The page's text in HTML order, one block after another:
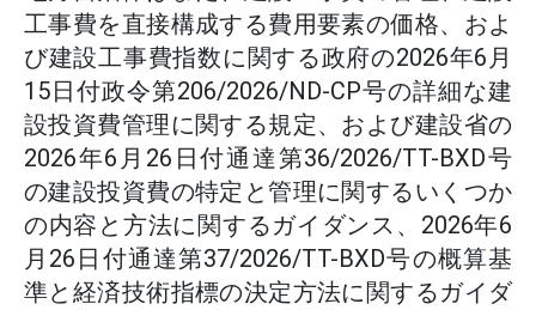
工事費を直接構成する費用要素の価格、およ
び建設工事費指数に関する政府の2026年6月
15日付政令第206/2026/ND-CP号の詳細な建
設投資費管理に関する規定、および建設省の
2026年6月26日付通達第36/2026/TT-BXD号
の建設投資費の特定と管理に関するいくつか
の内容と方法に関するガイダンス、2026年6
月26日付通達第37/2026/TT-BXD号の概算基
準と経済技術指標の決定方法に関するガイダ